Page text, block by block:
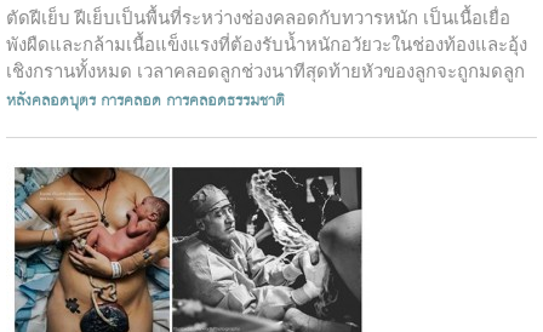
ตัดฝีเย็บ ฝีเย็บเป็นพื้นที่ระหว่างช่องคลอดกับทวารหนัก เป็นเนื้อเยื่อ
พังผืดและกล้ามเนื้อแข็งแรงที่ต้องรับน้ำหนักอวัยวะในช่องท้องและอุ้ง
เชิงกรานทั้งหมด เวลาคลอดลูกช่วงนาทีสุดท้ายหัวของลูกจะถูกมดลูก
บีบด...
หลังคลอดบุตร การคลอด การคลอดธรรมชาติ